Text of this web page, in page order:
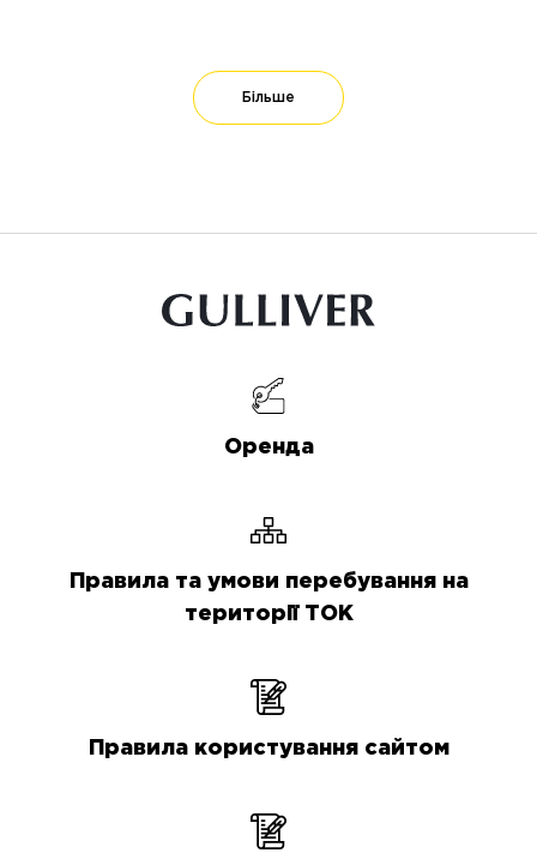
Більше
Оренда
Правила та умови перебування на
території ТОК
Правила користування сайтом